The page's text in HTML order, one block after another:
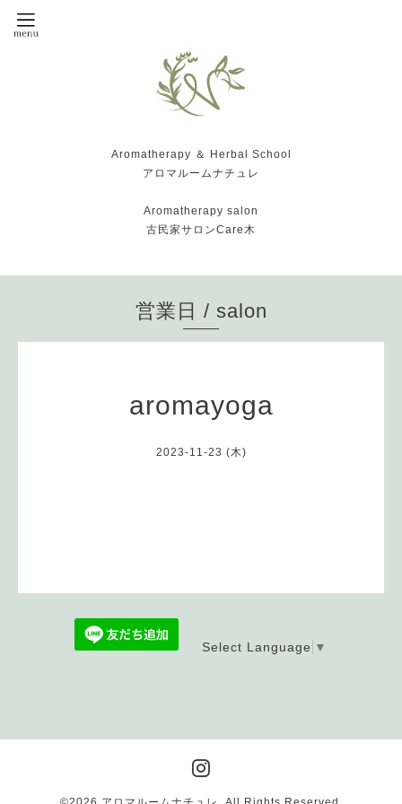
Aromatherapy ＆ Herbal School
アロマルームナチュレ
Aromatherapy salon
古民家サロンCare木
営業日 / salon
aromayoga
2023-11-23 (木)
Select Language ▼